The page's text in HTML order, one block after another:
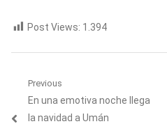
Post Views: 1.394
Navegación
de
Previous
Previous
post:
En una emotiva noche llega
la navidad a Umán